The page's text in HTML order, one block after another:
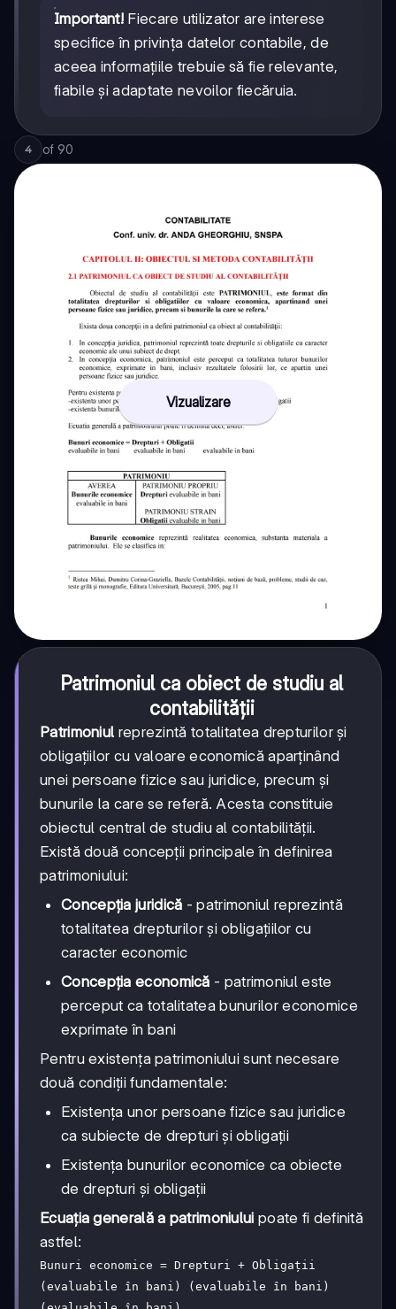
Important! Fiecare utilizator are interese
specifice în privința datelor contabile, de
aceea informațiile trebuie să fie relevante,
fiabile și adaptate nevoilor fiecăruia.
4 of 90
Vizualizare
Patrimoniul ca obiect de studiu al
contabilității
Patrimoniul reprezintă totalitatea drepturilor și
obligațiilor cu valoare economică aparținând
unei persoane fizice sau juridice, precum și
bunurile la care se referă. Acesta constituie
obiectul central de studiu al contabilității.
Există două concepții principale în definirea
patrimoniului:
Concepția juridică - patrimoniul reprezintă
totalitatea drepturilor și obligațiilor cu
caracter economic
Concepția economică - patrimoniul este
perceput ca totalitatea bunurilor economice
exprimate în bani
Pentru existența patrimoniului sunt necesare
două condiții fundamentale:
Existența unor persoane fizice sau juridice
ca subiecte de drepturi și obligații
Existența bunurilor economice ca obiecte
de drepturi și obligații
Ecuația generală a patrimoniului poate fi definită
astfel:
Bunuri economice = Drepturi + Obligații
(evaluabile în bani) (evaluabile în bani)